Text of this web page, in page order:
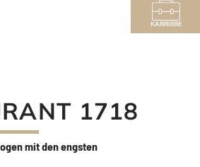
KARRIERE
1718
mit den engsten